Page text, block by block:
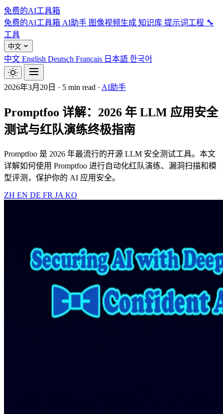
免费的AI工具箱
免费的AI工具箱 AI助手 图像视频生成 知识库 提示词工程 🔧
工具
中文
中文 English Deutsch Français 日本語 한국어
2026年3月20日 · 5 min read · AI助手
Promptfoo 详解：2026 年 LLM 应用安全
测试与红队演练终极指南
Promptfoo 是 2026 年最流行的开源 LLM 安全测试工具。本文
详解如何使用 Promptfoo 进行自动化红队演练、漏洞扫描和模
型评测，保护你的 AI 应用安全。
ZH EN DE FR JA KO